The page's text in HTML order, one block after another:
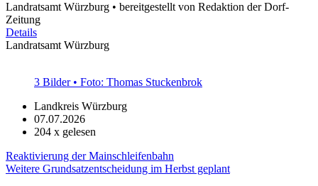
Landratsamt Würzburg • bereitgestellt von Redaktion der Dorf-
Zeitung
Details
Landratsamt Würzburg
3 Bilder • Foto: Thomas Stuckenbrok
Landkreis Würzburg
07.07.2026
204 x gelesen
Reaktivierung der Mainschleifenbahn
Weitere Grundsatzentscheidung im Herbst geplant